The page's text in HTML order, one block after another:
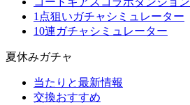
1点狙いガチャシミュレーター
10連ガチャシミュレーター
夏休みガチャ
当たりと最新情報
交換おすすめ